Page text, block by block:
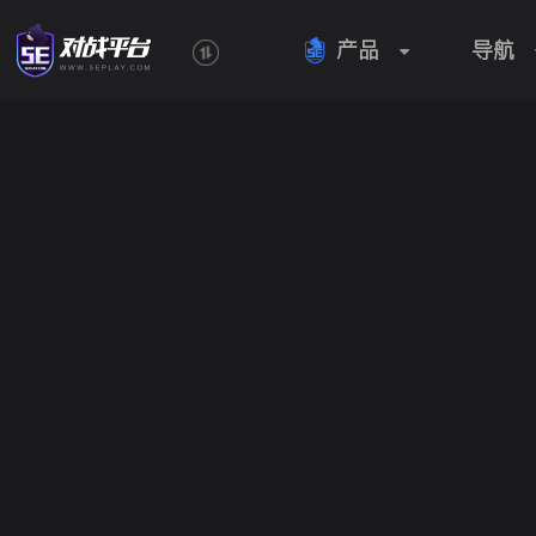
 产品 导航